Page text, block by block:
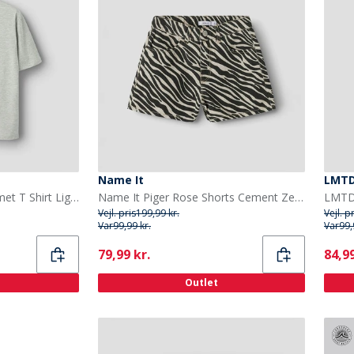
LMTD Piger Hibi Kortærmet T Shirt Light Grey Melange
Name It
Name It Piger Rose Shorts Cement Zebra
Vejl. pris199,99 kr.
Var99,99 kr.
Current
79,99 kr.
Outlet
Vejl.
Var